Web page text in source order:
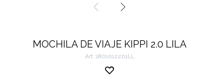
MOCHILA DE VIAJE KIPPI 2.0 LILA
1801012201LL